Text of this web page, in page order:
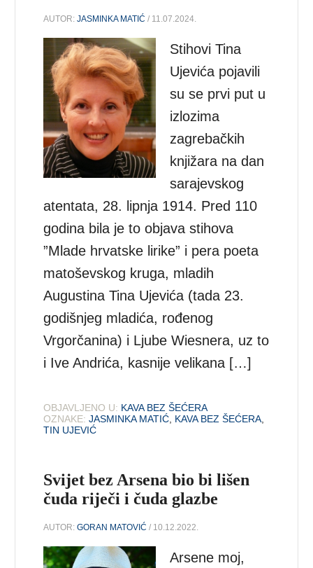
AUTOR:JASMINKA MATIĆ / 11.07.2024.
Stihovi Tina
Ujevića pojavili
su se prvi put u
izlozima
zagrebačkih
knjižara na dan
sarajevskog
atentata, 28. lipnja 1914. Pred 110
godina bila je to objava stihova
”Mlade hrvatske lirike” i pera poeta
matoševskog kruga, mladih
Augustina Tina Ujevića (tada 23.
godišnjeg mladića, rođenog
Vrgorčanina) i Ljube Wiesnera, uz to
i Ive Andrića, kasnije velikana […]
OBJAVLJENO U: KAVA BEZ ŠEĆERA
OZNAKE: JASMINKA MATIĆ KAVA BEZ ŠEĆERA
TIN UJEVIĆ
Svijet bez Arsena bio bi lišen
čuda riječi i čuda glazbe
AUTOR:GORAN MATOVIĆ / 10.12.2022.
Arsene moj,